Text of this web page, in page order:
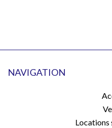
NAVIGATION
Locations